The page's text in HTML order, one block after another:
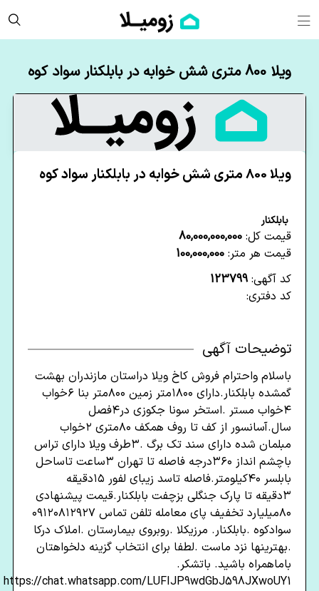
ویلا 800 متری شش خوابه در بابلکنار سواد کوه
ویلا 800 متری شش خوابه در بابلکنار سواد کوه
بابلکنار
قیمت کل: 80,000,000,000
قیمت هر متر: 100,000,000
کد آگهی:123799
کد دفتری:
توضیحات آگهی
باسلام واحترام فروش کاخ ویلا دراستان مازندران بهشت
گمشده بابلکنار.دارای ۱۸۰۰متر زمین ۸۰۰متر بنا ۶خواب
۴خواب مستر .استخر سونا جکوزی در۴فصل
سال.آسانسور از کف تا روف همکف ۸۰متری ۲خواب
مبلمان شده دارای سند تک برگ .۳طرف ویلا دارای تراس
باچشم انداز ۳۶۰درجه فاصله تا تهران ۳ساعت تاساحل
بابلسر ۴۰کیلومتر.فاصله تاسد زیبای لفور ۱۵دقیقه
۳دقیقه تا پارک جنگلی بزچفت بابلکنار.قیمت پیشنهادی
۸۰میلیارد تخفیف پای معامله تلفن تماس ۰۹۱۲۰۸۱۲۹۲۷
سوادکوه .بابلکنار. مرزیکلا .روبروی بیمارستان .املاک درکا
.بهترینها نزد ماست .لطفا برای انتخاب گزینه دلخواهتان
باماهمراه باشید. باتشکر.
https://chat.whatsapp.com/LUFIJP9wdGbJ598JXwoUY1